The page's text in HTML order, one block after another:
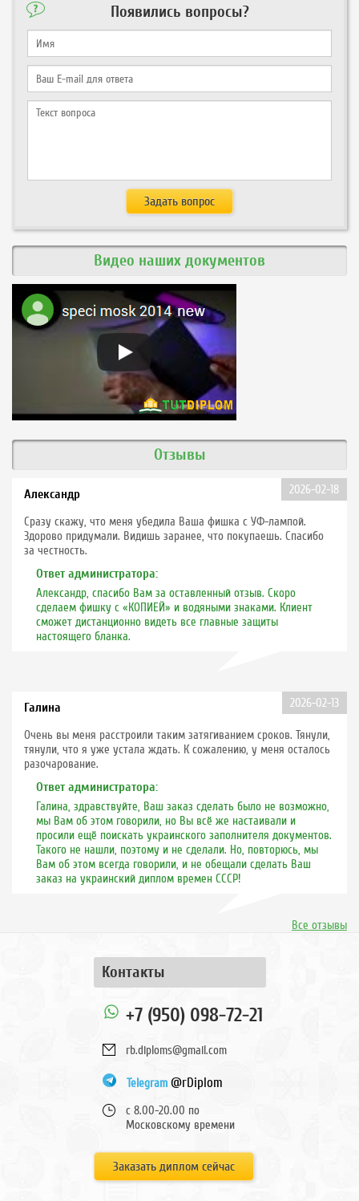
Появились вопросы?
Видео наших документов
Отзывы
Александр 2026-02-18
Сразу скажу, что меня убедила Ваша фишка с УФ-лампой.
Здорово придумали. Видишь заранее, что покупаешь. Спасибо
за честность.
Ответ администратора:
Александр, спасибо Вам за оставленный отзыв. Скоро
сделаем фишку с «КОПИЕЙ» и водяными знаками. Клиент
сможет дистанционно видеть все главные защиты
настоящего бланка.
Галина 2026-02-13
Очень вы меня расстроили таким затягиванием сроков. Тянули,
тянули, что я уже устала ждать. К сожалению, у меня осталось
разочарование.
Ответ администратора:
Галина, здравствуйте, Ваш заказ сделать было не возможно,
мы Вам об этом говорили, но Вы всё же настаивали и
просили ещё поискать украинского заполнителя документов.
Такого не нашли, поэтому и не сделали. Но, повторюсь, мы
Вам об этом всегда говорили, и не обещали сделать Ваш
заказ на украинский диплом времен СССР!
Все отзывы
Контакты
+7 (950) 098-72-21
rb.diploms@gmail.com
Telegram@rDiplom
с 8.00-20.00 по
Московскому времени
Заказать диплом сейчас